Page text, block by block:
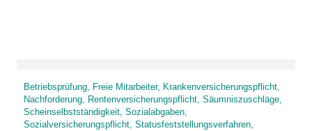
Betriebsprüfung, Freie Mitarbeiter, Krankenversicherungspflicht,
Nachforderung, Rentenversicherungspflicht, Säumniszuschläge,
Scheinselbstständigkeit, Sozialabgaben,
Sozialversicherungspflicht, Statusfeststellungsverfahren,